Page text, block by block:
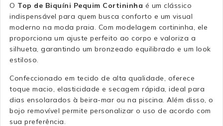
O Top de Biquíni Pequim Cortininha é um clássico
indispensável para quem busca conforto e um visual
moderno na moda praia. Com modelagem cortininha, ele
proporciona um ajuste perfeito ao corpo e valoriza a
silhueta, garantindo um bronzeado equilibrado e um look
estiloso.
Confeccionado em tecido de alta qualidade, oferece
toque macio, elasticidade e secagem rápida, ideal para
dias ensolarados à beira-mar ou na piscina. Além disso, o
bojo removível permite personalizar o uso de acordo com
sua preferência.